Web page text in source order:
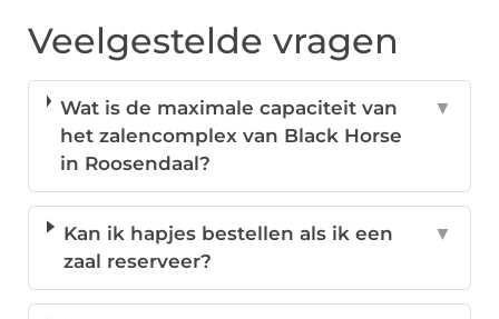
Veelgestelde vragen
Wat is de maximale capaciteit van
het zalencomplex van Black Horse
in Roosendaal?
▼
Kan ik hapjes bestellen als ik een
zaal reserveer?
▼